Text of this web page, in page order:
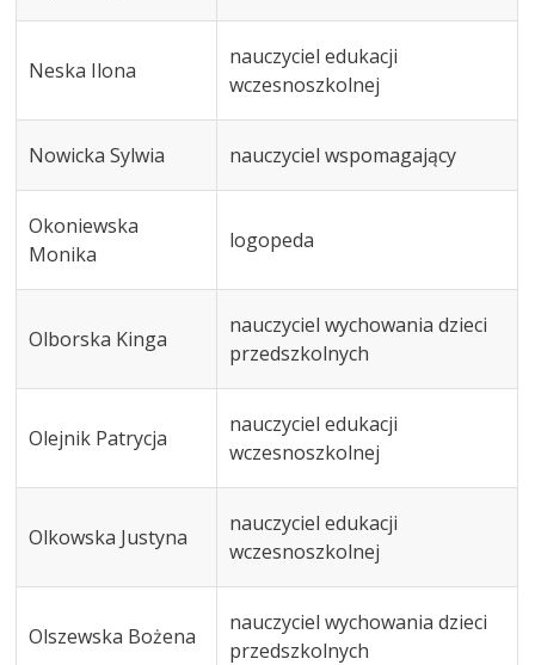
Neska Ilona
nauczyciel edukacji
wczesnoszkolnej
Nowicka Sylwia nauczyciel wspomagający
Okoniewska
Monika
logopeda
Olborska Kinga
nauczyciel wychowania dzieci
przedszkolnych
Olejnik Patrycja
nauczyciel edukacji
wczesnoszkolnej
Olkowska Justyna
nauczyciel edukacji
wczesnoszkolnej
Olszewska Bożena
nauczyciel wychowania dzieci
przedszkolnych